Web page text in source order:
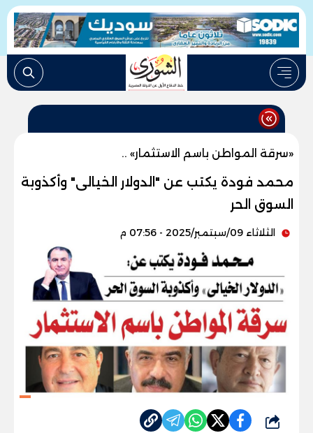
«سرقة المواطن باسم الاستثمار» ..
محمد فودة يكتب عن "الدولار الخيالى" وأكذوبة
السوق الحر
الثلاثاء 09/سبتمبر/2025 - 07:56 م
شارك